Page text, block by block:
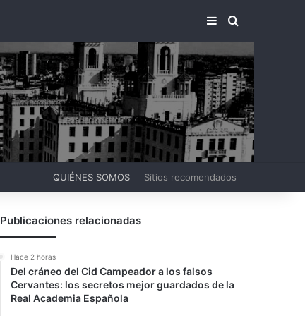
BARRA LATERAL
BUSCAR
QUIÉNES SOMOS Sitios recomendados
Publicaciones relacionadas
Hace 2 horas
Del cráneo del Cid Campeador a los falsos
Cervantes: los secretos mejor guardados de la
Real Academia Española